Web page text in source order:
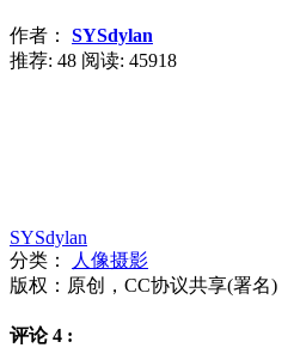
作者： SYSdylan
推荐: 48 阅读: 45918
SYSdylan
分类：
人像摄影
版权：原创，CC协议共享(署名)
评论4 :